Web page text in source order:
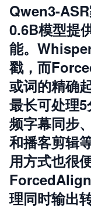
Qwen3-
0.6B模型提
能。
戳，而
或词的精确
最长可处理
频字幕同步
和播客剪辑
用方式也很
理同时输出